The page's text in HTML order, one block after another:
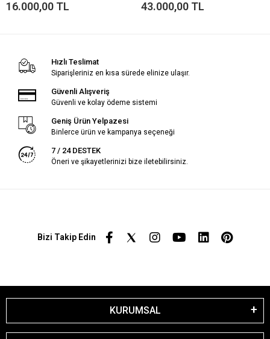
16.000,00 TL 43.000,00 TL
Hızlı Teslimat
Siparişleriniz en kısa sürede elinize ulaşır.
Güvenli Alışveriş
Güvenli ve kolay ödeme sistemi
Geniş Ürün Yelpazesi
Binlerce ürün ve kampanya seçeneği
7 / 24 DESTEK
Öneri ve şikayetlerinizi bize iletebilirsiniz.
Bizi Takip Edin
KURUMSAL